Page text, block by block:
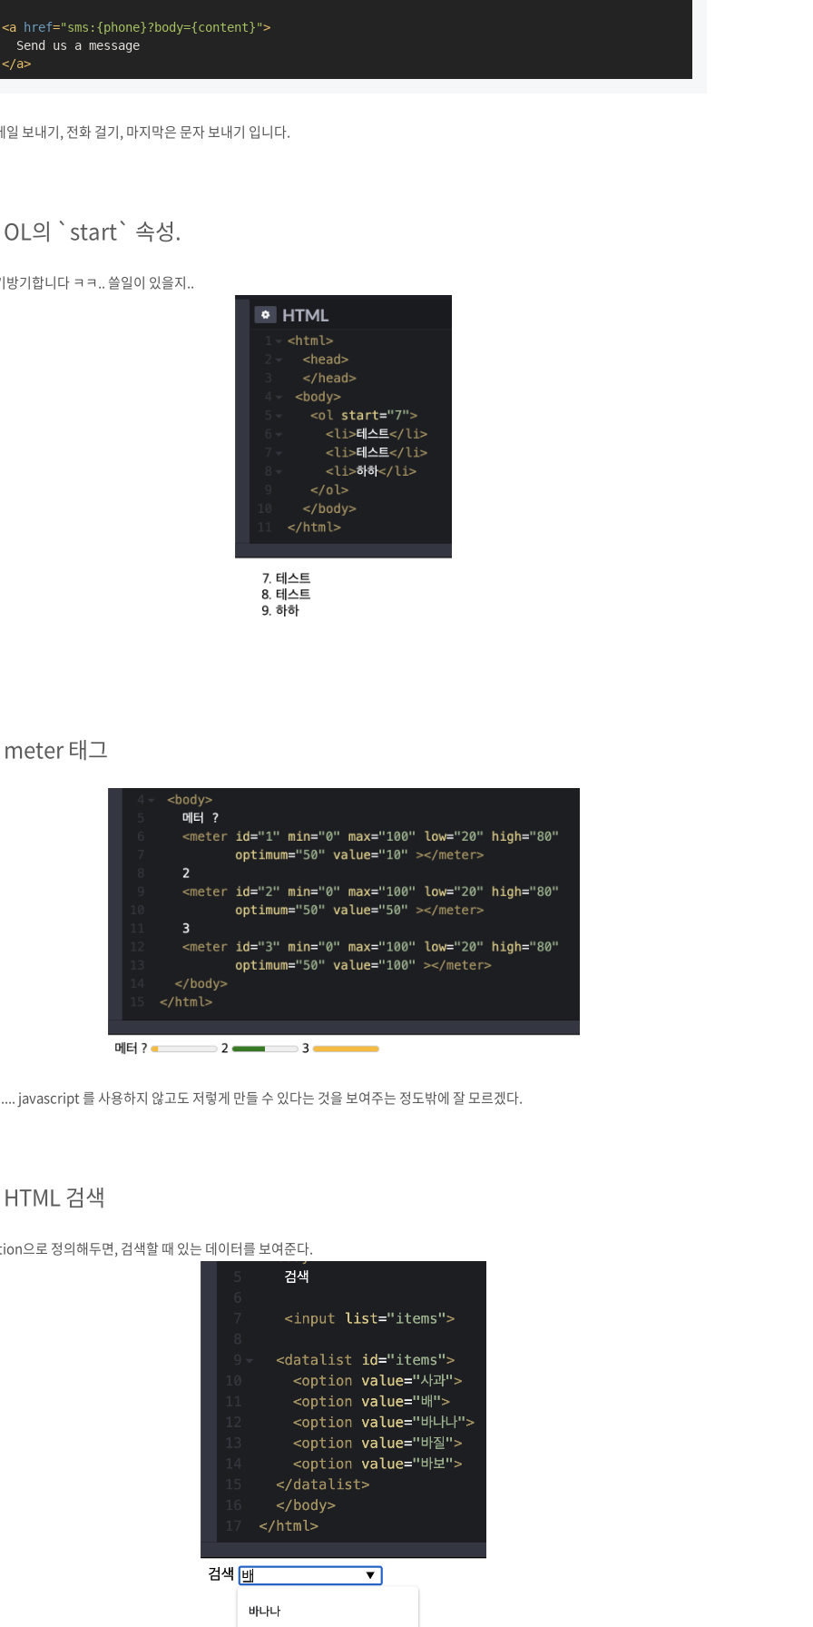
<a href="sms:{phone}?body={content}">
  Send us a message
</a>
일 보내기, 전화 걸기, 마지막은 문자 보내기 입니다.
의 `start` 속성.
방기합니다 ㅋㅋ.. 쓸일이 있을지..
태그
javascript 를 사용하지 않고도 저렇게 만들 수 있다는 것을 보여주는 정도밖에 잘 모르겠다.
검색
으로 정의해두면, 검색할 때 있는 데이터를 보여준다.